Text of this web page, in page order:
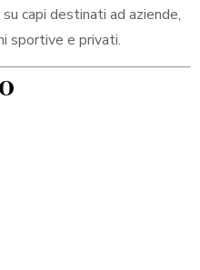
capi destinati ad aziende,
sportive e privati.